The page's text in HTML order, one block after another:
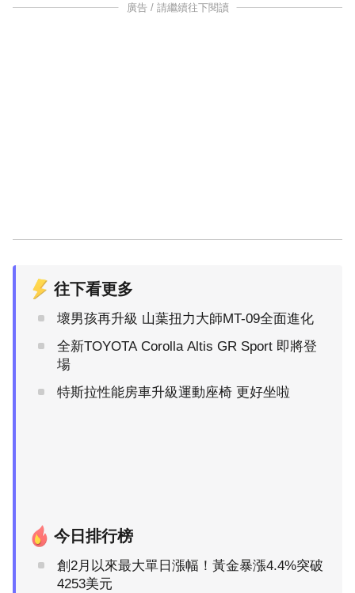
廣告 / 請繼續往下閱讀
往下看更多
壞男孩再升級 山葉扭力大師MT-09全面進化
全新TOYOTA Corolla Altis GR Sport 即將登
場
特斯拉性能房車升級運動座椅 更好坐啦
今日排行榜
創2月以來最大單日漲幅！黃金暴漲4.4%突破
4253美元